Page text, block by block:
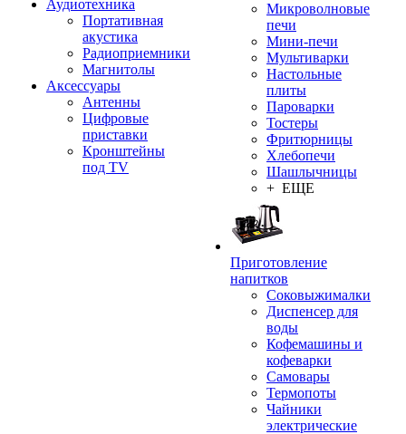
Аудиотехника
Портативная
акустика
Радиоприемники
Магнитолы
Аксессуары
Антенны
Цифровые
приставки
Кронштейны
под TV
Микроволновые
печи
Мини-печи
Мультиварки
Настольные
плиты
Пароварки
Тостеры
Фритюрницы
Хлебопечи
Шашлычницы
+ ЕЩЕ
Приготовление
напитков
Соковыжималки
Диспенсер для
воды
Кофемашины и
кофеварки
Самовары
Термопоты
Чайники
электрические